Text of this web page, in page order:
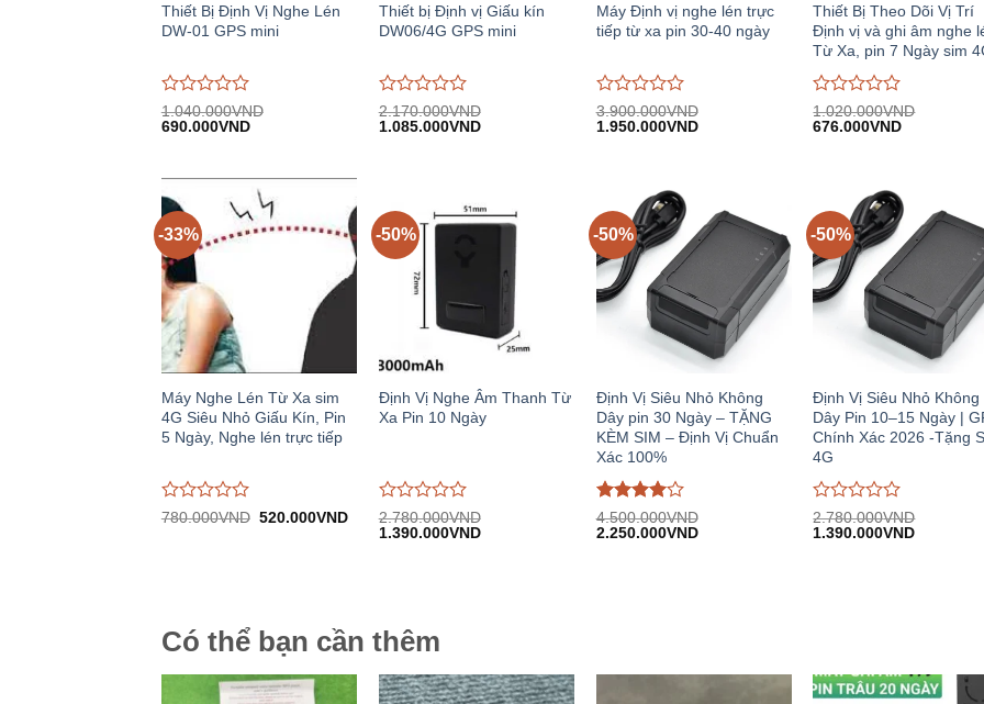
Thiết Bị Định Vị Nghe Lén
DW-01 GPS mini
Được
đánh
trên
5
1.040.000VND
Giá
690.000VNDGiá
Thiết bị Định vị Giấu kín
DW06/4G GPS mini
Được
đánh
2.170.000VND
Giá
1.085.000VNDGiá
Máy Định vị nghe lén trực
tiếp từ xa pin 30-40 ngày
Được
đánh
3.900.000VND
Giá
1.950.000VNDGiá
Thiết Bị Theo Dõi Vị Trí
Định vị và ghi âm nghe
Từ Xa, pin 7 Ngày sim
Được
đánh
1.020.000VND
Giá
676.000VNDGiá
-33%
Máy Nghe Lén Từ Xa sim
4G Siêu Nhỏ Giấu Kín, Pin
5 Ngày, Nghe lén trực tiếp
Được
780.000VND Giá
520.000VNDGiá
-50%
Định Vị Nghe Âm Thanh Từ
Xa Pin 10 Ngày
Được
đánh
2.780.000VND
Giá
1.390.000VNDGiá
-50%
Định Vị Siêu Nhỏ Không
Dây pin 30 Ngày – TẶNG
KÈM SIM – Định Vị Chuẩn
Xác 100%
Được
đánh giá
4.500.000VND
Giá
2.250.000VNDGiá
-50%
Định Vị Siêu Nhỏ Không
Dây Pin 10–15 Ngày |
Chính Xác 2026 -Tặng
4G
Được
đánh
2.780.000VND
Giá
1.390.000VNDGiá
Có thể bạn cần thêm